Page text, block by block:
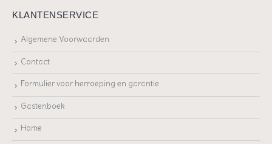
KLANTENSERVICE
Algemene Voorwaarden
Contact
Formulier voor herroeping en garantie
Gastenboek
Home